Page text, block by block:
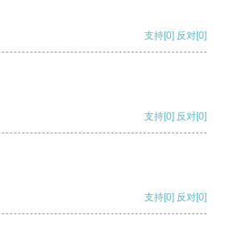
支持[0] 反对[0]
支持[0] 反对[0]
支持[0] 反对[0]